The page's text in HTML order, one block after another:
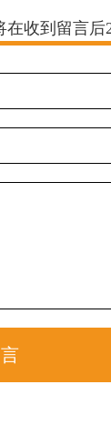
收到留言后